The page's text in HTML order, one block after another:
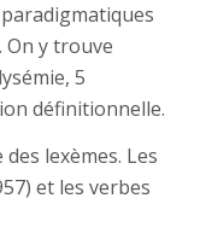
On y trouve
5
définitionnelle.
lexèmes. Les
et les verbes